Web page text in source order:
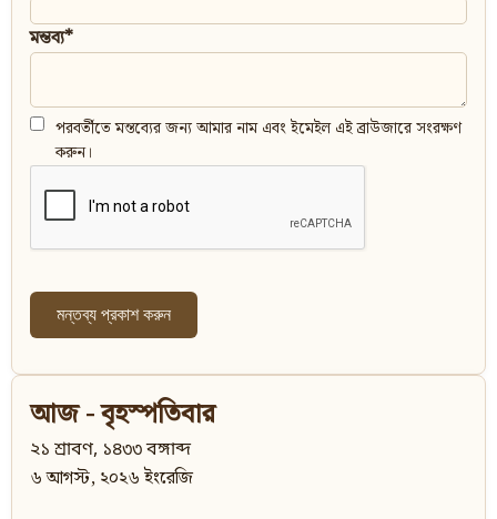
মন্তব্য*
পরবর্তীতে মন্তব্যের জন্য আমার নাম এবং ইমেইল এই ব্রাউজারে সংরক্ষণ
করুন।
আজ - বৃহস্পতিবার
২১ শ্রাবণ, ১৪৩৩ বঙ্গাব্দ
৬ আগস্ট, ২০২৬ ইংরেজি